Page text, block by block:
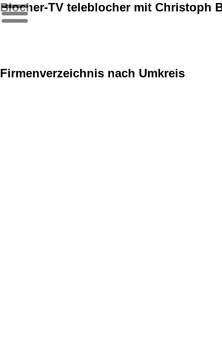
Blocher-TV teleblocher mit Christoph
Firmenverzeichnis nach Umkreis